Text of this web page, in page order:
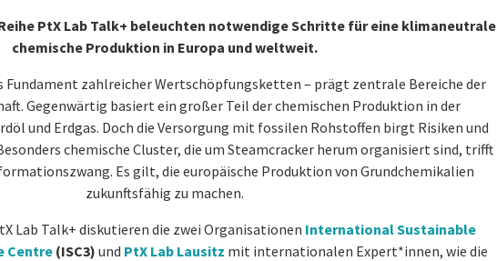
PtX Lab Talk+ beleuchten notwendige Schritte für eine klimaneutrale
chemische Produktion in Europa und weltweit.
Fundament zahlreicher Wertschöpfungsketten – prägt zentrale Bereiche der
Gegenwärtig basiert ein großer Teil der chemischen Produktion in der
und Erdgas. Doch die Versorgung mit fossilen Rohstoffen birgt Risiken und
chemische Cluster, die um Steamcracker herum organisiert sind, trifft
Es gilt, die europäische Produktion von Grundchemikalien
zukunftsfähig zu machen.
Lab Talk+ diskutieren die zwei Organisationen International Sustainable
Centre (ISC3) und PtX Lab Lausitz mit internationalen Expert*innen, wie die